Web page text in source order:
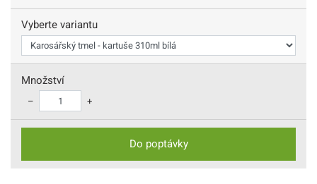
Vyberte variantu
Množství
– +
Do poptávky